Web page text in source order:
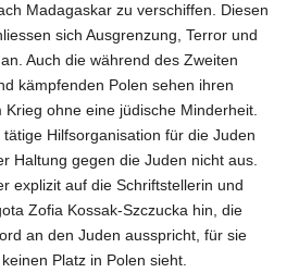
Madagaskar zu verschiffen. Diesen
sich Ausgrenzung, Terror und
Auch die während des Zweiten
kämpfenden Polen sehen ihren
ohne eine jüdische Minderheit.
Hilfsorganisation für die Juden
Haltung gegen die Juden nicht aus.
explizit auf die Schriftstellerin und
Zofia Kossak-Szczucka hin, die
an den Juden ausspricht, für sie
Platz in Polen sieht.